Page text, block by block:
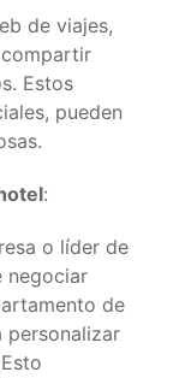
de viajes,
compartir
Estos
pueden
:
o líder de
negociar
de
personalizar